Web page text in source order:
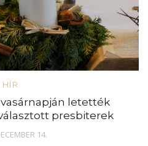
HÍR
letették
presbiterek
14.